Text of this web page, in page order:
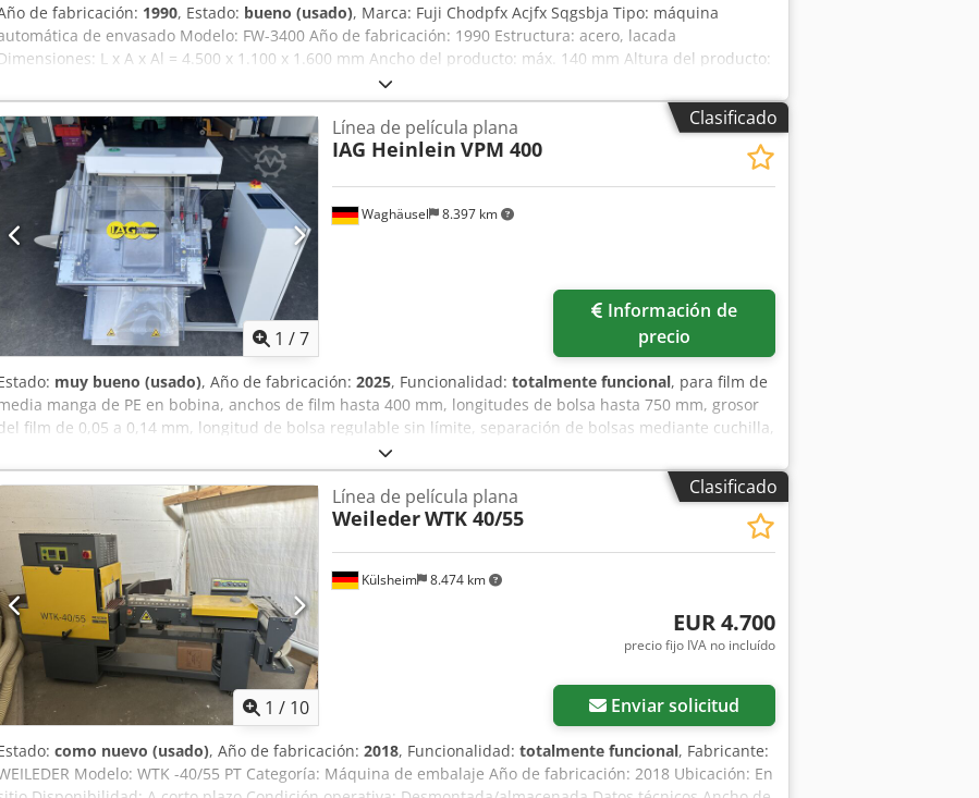
de fabricación: 1990, Estado: bueno (usado), Marca: Fuji Chodpfx Acjfx Sqgsbja Tipo: máquina
de envasado Modelo: FW-3400 Año de fabricación: 1990 Estructura: acero, lacada
L x A x Al = 4.500 x 1.100 x 1.600 mm Ancho del producto: máx. 140 mm Altura del producto:
máx. 60 mm Longitud del producto: 80 - 350 mm (rango de longitud de corte) Capacidad: 20 - 300
minuto Otros: ancho del film hasta 430 mm armario transformador móvil independiente
digital con controles documentación en inglés tal cual o adaptado a las necesidades del cliente
Clasificado
1 /7
Waghäusel 8.397 km
Línea de película plana
IAG Heinlein VPM 400
precio
muy bueno (usado), Año de fabricación: 2025, Funcionalidad: totalmente funcional, para film de
manga de PE en bobina, anchos de film hasta 400 mm, longitudes de bolsa hasta 750 mm, grosor
film de 0,05 a 0,14 mm, longitud de bolsa regulable sin límite, separación de bolsas mediante cuchilla,
dispositivo de seguridad para soldadura transversal Cjdpfxjyrmuwo Acbjha
Clasificado
1 / 10
Külsheim 8.474 km
Línea de película plana
WeilederWTK 40/55
EUR 4.700
precio fijo IVA no incluído
Enviar solicitud
como nuevo (usado), Año de fabricación: 2018, Funcionalidad: totalmente funcional, Fabricante:
Modelo: WTK -40/55 PT Categoría: Máquina de embalaje Año de fabricación: 2018 Ubicación: En